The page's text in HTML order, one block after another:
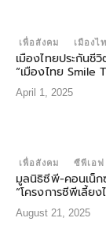
เพื่อสังคม เมืองไ
เมืองไทยประกันชี
“เมืองไทย Smile
April 1, 2025
เพื่อสังคม ซีพีเอฟ
มูลนิธิซีพี-คอนเน็ก
“โครงการซีพีเลี้ยง
August 21, 2025